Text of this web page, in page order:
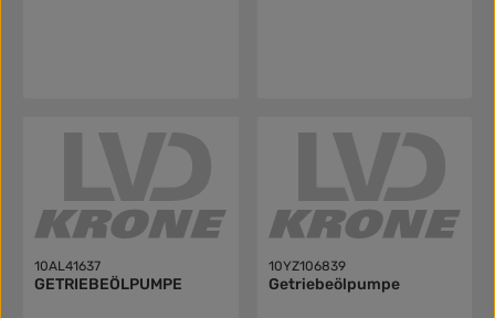
10AL41637
GETRIEBEÖLPUMPE
10YZ106839
Getriebeölpumpe